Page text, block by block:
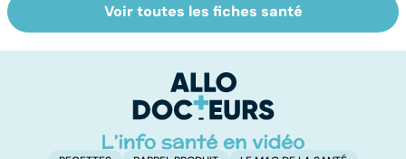
Faire du sport à
domicile, c'est
Don de gamètes :
le pour et le
levée de
l'anonymat
Voir toutes les fiches santé